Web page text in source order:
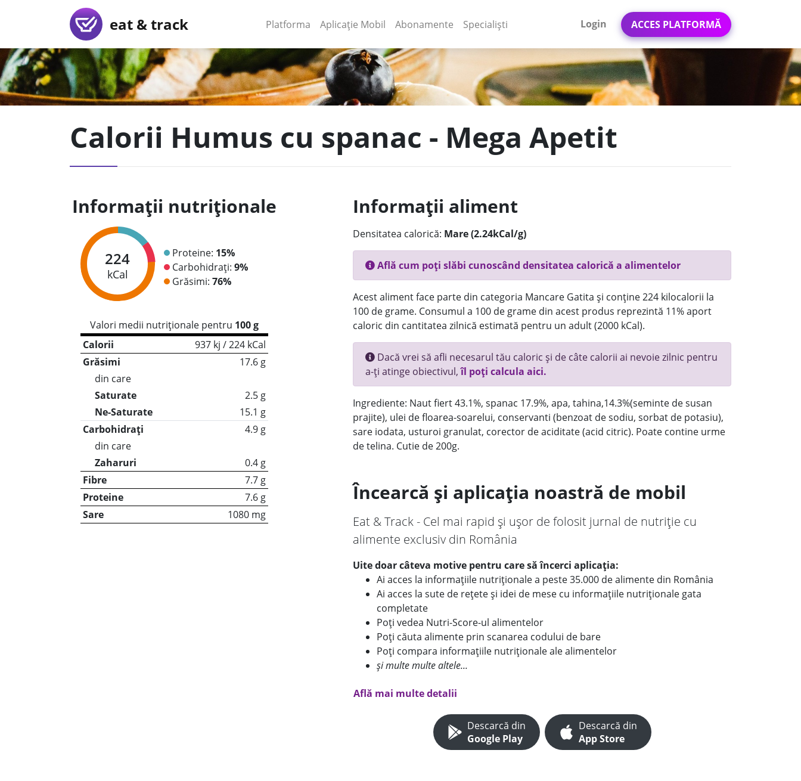
eat & track Platforma (current)
Aplicație Mobil (current)
Abonamente Specialiști Login ACCES PLATFORMĂ
Calorii Humus cu spanac - Mega Apetit
Informații nutriționale
224
kCal
Proteine: 15%
Carbohidrați: 9%
Grăsimi: 76%
Valori medii nutriționale pentru 100 g
Calorii
937 kj / 224 kCal
Grăsimi
17.6 g
din care
Saturate
2.5 g
Ne-Saturate
15.1 g
Carbohidrați
4.9 g
din care
Zaharuri
0.4 g
Fibre
7.7 g
Proteine
7.6 g
Sare
1080 mg
Informații aliment
Densitatea calorică: Mare (2.24kCal/g)
Află cum poți slăbi cunoscând densitatea calorică a alimentelor
Acest aliment face parte din categoria Mancare Gatita și conține 224 kilocalorii la
100 de grame. Consumul a 100 de grame din acest produs reprezintă 11% aport
caloric din cantitatea zilnică estimată pentru un adult (2000 kCal).
Dacă vrei să afli necesarul tău caloric și de câte calorii ai nevoie zilnic pentru
a-ți atinge obiectivul,îl poți calcula aici.
Ingrediente: Naut fiert 43.1%, spanac 17.9%, apa, tahina,14.3%(seminte de susan
prajite), ulei de floarea-soarelui, conservanti (benzoat de sodiu, sorbat de potasiu),
sare iodata, usturoi granulat, corector de aciditate (acid citric). Poate contine urme
de telina. Cutie de 200g.
Încearcă și aplicația noastră de mobil
Eat & Track - Cel mai rapid și ușor de folosit jurnal de nutriție cu
alimente exclusiv din România
Uite doar câteva motive pentru care să încerci aplicația:
Ai acces la informațiile nutriționale a peste 35.000 de alimente din România
Ai acces la sute de rețete și idei de mese cu informațiile nutriționale gata
completate
Poți vedea Nutri-Score-ul alimentelor
Poți căuta alimente prin scanarea codului de bare
Poți compara informațiile nutriționale ale alimentelor
și multe multe altele...
Află mai multe detalii
Descarcă din
Google Play
Descarcă din
App Store